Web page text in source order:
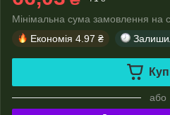
Мінімальна сума замовлення на
Економія 4.97 ₴
або